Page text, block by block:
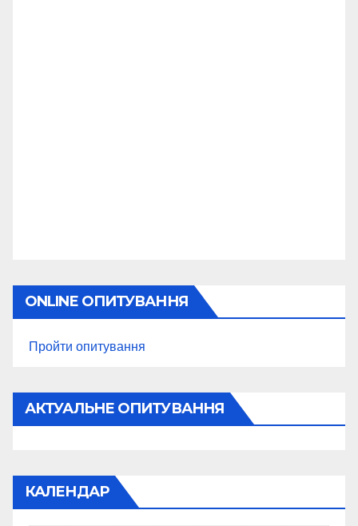
ONLINE ОПИТУВАННЯ
Пройти опитування
АКТУАЛЬНЕ ОПИТУВАННЯ
КАЛЕНДАР